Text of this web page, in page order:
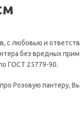
с любовью и
без вредных
ГОСТ 25779-90.
Розовую пантеру,